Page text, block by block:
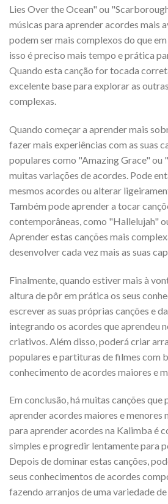
Lies Over the Ocean" ou
músicas para aprender acordes mais
podem ser mais complexos do que
isso é preciso mais tempo e prática
Quando esta canção for tocada
excelente base para explorar as
complexas.
Quando começar a aprender mais
fazer mais experiências com as suas
populares como "Amazing Grace" ou
muitas variações de acordes. Pode
mesmos acordes ou alterar
Também pode aprender a tocar
contemporâneas, como "Hallelujah"
Aprender estas canções mais
desenvolver cada vez mais as suas
Finalmente, quando estiver mais à
altura de pôr em prática os seus
escrever as suas próprias canções e
integrando os acordes que aprendeu
criativos. Além disso, poderá criar
populares e partituras de filmes com
conhecimento de acordes maiores e
Em conclusão, há muitas canções que
aprender acordes maiores e menores
para aprender acordes na Kalimba é
simples e progredir lentamente para
Depois de dominar estas canções,
seus conhecimentos de acordes
fazendo arranjos de uma variedade